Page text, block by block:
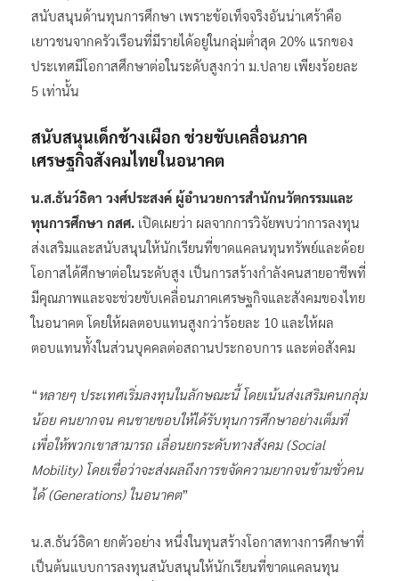
สนับสนุนด้านทุนการศึกษา เพราะข้อเท็จจริงอันน่าเศร้าคือ
เยาวชนจากครัวเรือนที่มีรายได้อยู่ในกลุ่มต่ำสุด 20% แรกของ
ประเทศมีโอกาสศึกษาต่อในระดับสูงกว่า ม.ปลาย เพียงร้อยละ
5 เท่านั้น
สนับสนุนเด็กช้างเผือก ช่วยขับเคลื่อนภาค
เศรษฐกิจสังคมไทยในอนาคต
น.ส.ธันว์ธิดา วงศ์ประสงค์ ผู้อำนวยการสำนักนวัตกรรมและ
ทุนการศึกษา กสศ. เปิดเผยว่า ผลจากการวิจัยพบว่าการลงทุน
ส่งเสริมและสนับสนุนให้นักเรียนที่ขาดแคลนทุนทรัพย์และด้อย
โอกาสได้ศึกษาต่อในระดับสูง เป็นการสร้างกำลังคนสายอาชีพที่
มีคุณภาพและจะช่วยขับเคลื่อนภาคเศรษฐกิจและสังคมของไทย
ในอนาคต โดยให้ผลตอบแทนสูงกว่าร้อยละ 10 และให้ผล
ตอบแทนทั้งในส่วนบุคคลต่อสถานประกอบการ และต่อสังคม
“ หลายๆ ประเทศเริ่มลงทุนในลักษณะนี้ โดยเน้นส่งเสริมคนกลุ่ม
น้อย คนยากจน คนชายขอบให้ได้รับทุนการศึกษาอย่างเต็มที่
เพื่อให้พวกเขาสามารถ เลื่อนยกระดับทางสังคม (Social
Mobility) โดยเชื่อว่าจะส่งผลถึงการขจัดความยากจนข้ามชั่วคน
ได้ (Generations) ในอนาคต”
น.ส.ธันว์ธิดา ยกตัวอย่าง หนึ่งในทุนสร้างโอกาสทางการศึกษาที่
เป็นต้นแบบการลงทุนสนับสนุนให้นักเรียนที่ขาดแคลนทุน